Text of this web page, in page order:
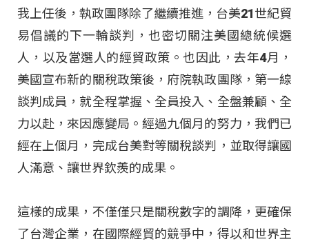
我上任後，執政團隊除了繼續推進，台美21世紀貿
易倡議的下一輪談判，也密切關注美國總統候選
人，以及當選人的經貿政策。也因此，去年4月，
美國宣布新的關稅政策後，府院執政團隊，第一線
談判成員，就全程掌握、全員投入、全盤兼顧、全
力以赴，來因應變局。經過九個月的努力，我們已
經在上個月，完成台美對等關稅談判，並取得讓國
人滿意、讓世界欽羨的成果。
這樣的成果，不僅僅只是關稅數字的調降，更確保
了台灣企業，在國際經貿的競爭中，得以和世界主